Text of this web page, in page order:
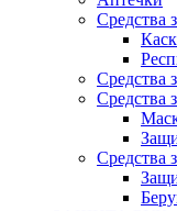
Средства
Средства
Средства
Средства